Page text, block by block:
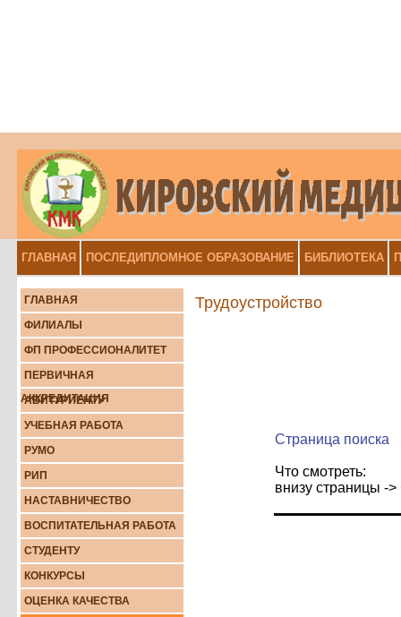
ГЛАВНАЯ ПОСЛЕДИПЛОМНОЕ ОБРАЗОВАНИЕ БИБЛИОТЕКА
ГЛАВНАЯ
ФИЛИАЛЫ
ФП ПРОФЕССИОНАЛИТЕТ
ПЕРВИЧНАЯ
АККРЕДИТАЦИЯ
АБИТУРИЕНТУ
УЧЕБНАЯ РАБОТА
РУМО
РИП
НАСТАВНИЧЕСТВО
ВОСПИТАТЕЛЬНАЯ РАБОТА
СТУДЕНТУ
КОНКУРСЫ
ОЦЕНКА КАЧЕСТВА
Трудоустройство
Страница поиска
Что смотреть:
внизу страницы ->